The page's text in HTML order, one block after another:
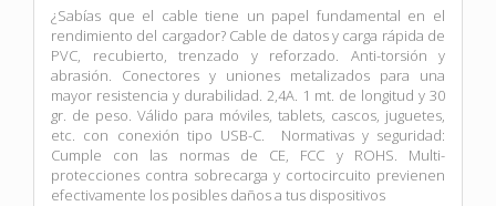
¿Sabías que el cable tiene un papel fundamental en el
rendimiento del cargador? Cable de datos y carga rápida de
PVC, recubierto, trenzado y reforzado. Anti-torsión y
abrasión. Conectores y uniones metalizados para una
mayor resistencia y durabilidad. 2,4A. 1 mt. de longitud y 30
gr. de peso. Válido para móviles, tablets, cascos, juguetes,
etc. con conexión tipo USB-C. Normativas y seguridad:
Cumple con las normas de CE, FCC y ROHS. Multi-
protecciones contra sobrecarga y cortocircuito previenen
efectivamente los posibles daños a tus dispositivos